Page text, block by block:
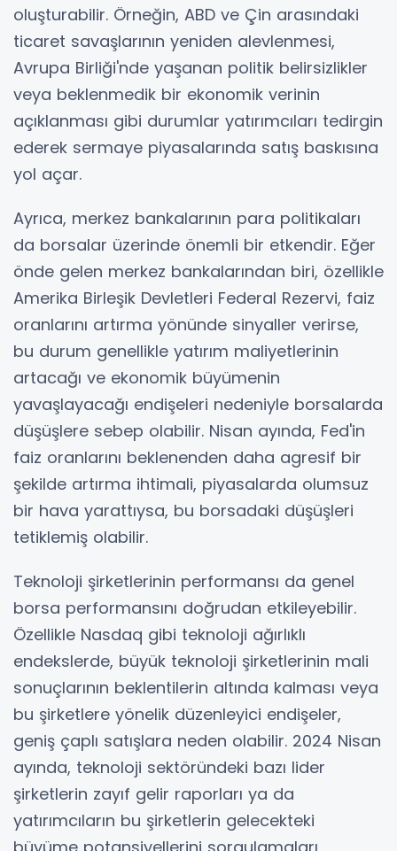
oluşturabilir. Örneğin, ABD ve Çin arasındaki
ticaret savaşlarının yeniden alevlenmesi,
Avrupa Birliği'nde yaşanan politik belirsizlikler
veya beklenmedik bir ekonomik verinin
açıklanması gibi durumlar yatırımcıları tedirgin
ederek sermaye piyasalarında satış baskısına
yol açar.
Ayrıca, merkez bankalarının para politikaları
da borsalar üzerinde önemli bir etkendir. Eğer
önde gelen merkez bankalarından biri, özellikle
Amerika Birleşik Devletleri Federal Rezervi, faiz
oranlarını artırma yönünde sinyaller verirse,
bu durum genellikle yatırım maliyetlerinin
artacağı ve ekonomik büyümenin
yavaşlayacağı endişeleri nedeniyle borsalarda
düşüşlere sebep olabilir. Nisan ayında, Fed'in
faiz oranlarını beklenenden daha agresif bir
şekilde artırma ihtimali, piyasalarda olumsuz
bir hava yarattıysa, bu borsadaki düşüşleri
tetiklemiş olabilir.
Teknoloji şirketlerinin performansı da genel
borsa performansını doğrudan etkileyebilir.
Özellikle Nasdaq gibi teknoloji ağırlıklı
endekslerde, büyük teknoloji şirketlerinin mali
sonuçlarının beklentilerin altında kalması veya
bu şirketlere yönelik düzenleyici endişeler,
geniş çaplı satışlara neden olabilir. 2024 Nisan
ayında, teknoloji sektöründeki bazı lider
şirketlerin zayıf gelir raporları ya da
yatırımcıların bu şirketlerin gelecekteki